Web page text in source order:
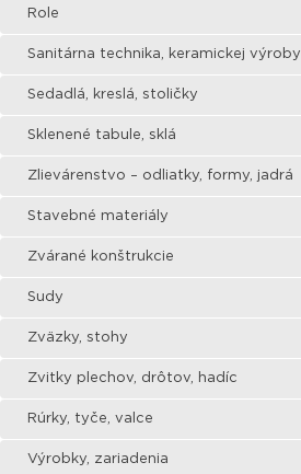
Role
Sanitárna technika, keramickej výroby
Sedadlá, kreslá, stoličky
Sklenené tabule, sklá
Zlievárenstvo – odliatky, formy, jadrá
Stavebné materiály
Zvárané konštrukcie
Sudy
Zväzky, stohy
Zvitky plechov, drôtov, hadíc
Rúrky, tyče, valce
Výrobky, zariadenia